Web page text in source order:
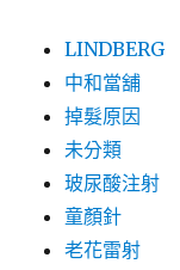
LINDBERG
中和當舖
掉髮原因
未分類
玻尿酸注射
童顏針
老花雷射